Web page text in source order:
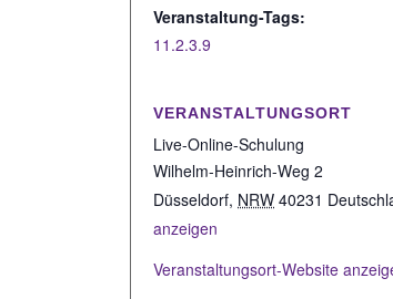
Veranstaltung-Tags:
11.2.3.9
VERANSTALTUNGSORT
Live-Online-Schulung
Wilhelm-Heinrich-Weg 2
Düsseldorf, NRW 40231
anzeigen
Veranstaltungsort-Website